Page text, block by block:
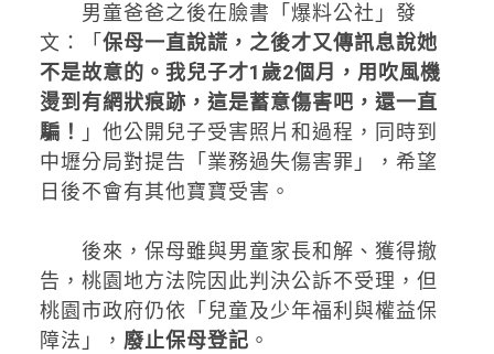
男童爸爸之後在臉書「爆料公社」發
文：「 保母一直說謊，之後才又傳訊息說她
不是故意的。我兒子才1歲2個月，用吹風機
燙到有網狀痕跡，這是蓄意傷害吧，還一直
騙！
」他公開兒子受害照片和過程，同時到
中壢分局對提告「業務過失傷害罪」，希望
日後不會有其他寶寶受害。
後來，保母雖與男童家長和解、獲得撤
告，桃園地方法院因此判決公訴不受理，但
桃園市政府仍依「兒童及少年福利與權益保
障法」， 廢止保母登記 。